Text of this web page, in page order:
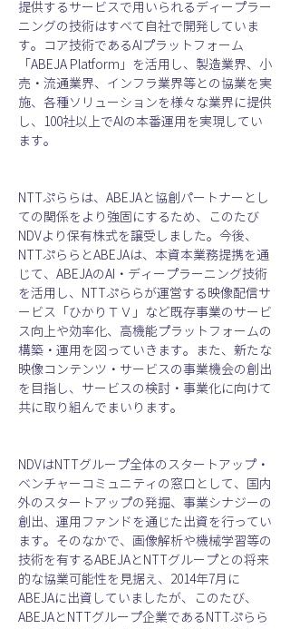
提供するサービスで用いられるディープラー
ニングの技術はすべて自社で開発していま
す。コア技術であるAIプラットフォーム
「ABEJA Platform」を活用し、製造業界、小
売・流通業界、インフラ業界等との協業を実
施、各種ソリューションを様々な業界に提供
し、100社以上でAIの本番運用を実現してい
ます。
NTTぷららは、ABEJAと協創パートナーとし
ての関係をより強固にするため、このたび
NDVより保有株式を譲受しました。今後、
NTTぷららとABEJAは、本資本業務提携を通
じて、ABEJAのAI・ディープラーニング技術
を活用し、NTTぷららが運営する映像配信サ
ービス「ひかりＴＶ」など既存事業のサービ
ス向上や効率化、高機能プラットフォームの
構築・運用を図っていきます。また、新たな
映像コンテンツ・サービスの事業機会の創出
を目指し、サービスの検討・事業化に向けて
共に取り組んでまいります。
NDVはNTTグループ全体のスタートアップ・
ベンチャーコミュニティの窓口として、国内
外のスタートアップの発掘、事業シナジーの
創出、運用ファンドを通じた出資を行ってい
ます。そのなかで、画像解析や機械学習等の
技術を有するABEJAとNTTグループとの将来
的な協業可能性を見据え、2014年7月に
ABEJAに出資していましたが、このたび、
ABEJAとNTTグループ企業であるNTTぷらら